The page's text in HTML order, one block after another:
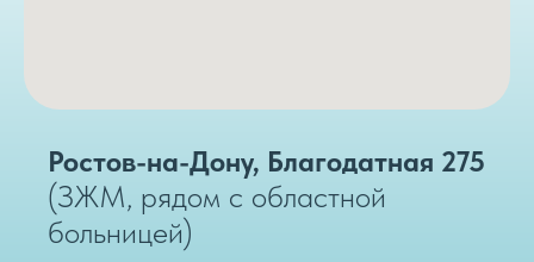
Ростов-на-Дону, Благодатная 275
(ЗЖМ, рядом с областной
больницей)